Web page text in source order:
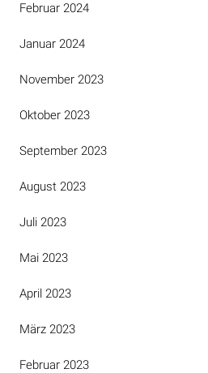
Februar 2024
Januar 2024
November 2023
Oktober 2023
September 2023
August 2023
Juli 2023
Mai 2023
April 2023
März 2023
Februar 2023